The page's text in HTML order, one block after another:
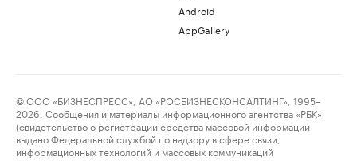
Android
AppGallery
© ООО «БИЗНЕСПРЕСС», АО «РОСБИЗНЕСКОНСАЛТИНГ», 1995–
2026. Сообщения и материалы информационного агентства «РБК»
(свидетельство о регистрации средства массовой информации
выдано Федеральной службой по надзору в сфере связи,
информационных технологий и массовых коммуникаций